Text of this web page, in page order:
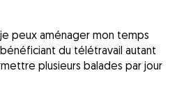
peux aménager mon temps
du télétravail autant
plusieurs balades par jour